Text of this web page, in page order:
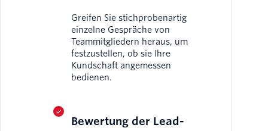
Greifen Sie stichprobenartig
einzelne Gespräche von
Teammitgliedern heraus, um
festzustellen, ob sie Ihre
Kundschaft angemessen
bedienen.
Bewertung der Lead-